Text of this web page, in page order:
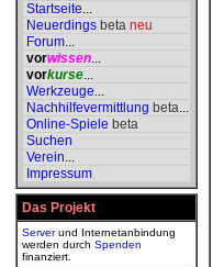
Startseite...
Neuerdings beta neu
Forum...
vorwissen...
vorkurse...
Werkzeuge...
Nachhilfevermittlung beta...
Online-Spiele beta
Suchen
Verein...
Impressum
Das Projekt
Serverund Internetanbindung
werden durch Spenden
finanziert.